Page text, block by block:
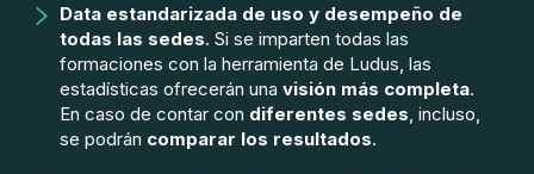
Data estandarizada de uso y desempeño de
todas las sedes. Si se imparten todas las
formaciones con la herramienta de Ludus, las
estadísticas ofrecerán una visión más completa.
En caso de contar con diferentes sedes , incluso,
se podrán comparar los resultados.